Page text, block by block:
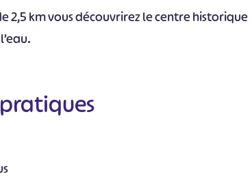
2,5 km vous découvrirez le centre historique